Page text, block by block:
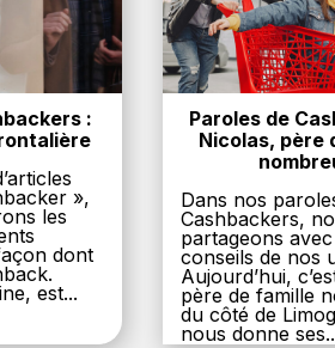
:
»,
les
dont
est...
Paroles de
Nicolas, père
Dans nos
Cashbackers,
partageons
conseils de nos
Aujourd’hui,
père de famille
du côté de
nous donne